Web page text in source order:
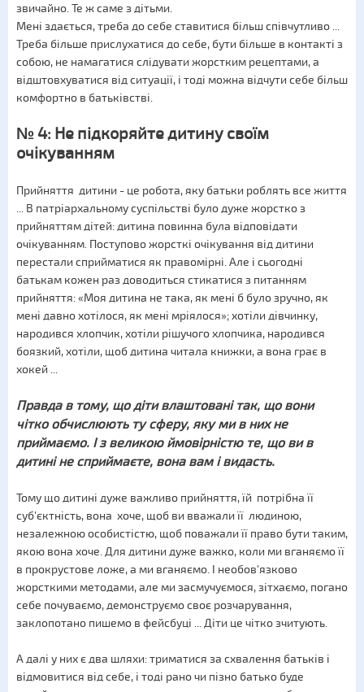
звичайно. Те ж саме з дітьми.
Мені здається, треба до себе ставитися більш співчутливо ...
Треба більше прислухатися до себе, бути більше в контакті з
собою, не намагатися слідувати жорстким рецептами, а
відштовхуватися від ситуації, і тоді можна відчути себе більш
комфортно в батьківстві.
№ 4: Не підкоряйте дитину своїм
очікуванням
Прийняття дитини - це робота, яку батьки роблять все життя
... В патріархальному суспільстві було дуже жорстко з
прийняттям дітей: дитина повинна була відповідати
очікуванням. Поступово жорсткі очікування від дитини
перестали сприйматися як правомірні. Але і сьогодні
батькам кожен раз доводиться стикатися з питанням
прийняття: «Моя дитина не така, як мені б було зручно, як
мені давно хотілося, як мені мріялося»; хотіли дівчинку,
народився хлопчик, хотіли рішучого хлопчика, народився
боязкий, хотіли, щоб дитина читала книжки, а вона грає в
хокей ...
Правда в тому, що діти влаштовані так, що вони
чітко обчислюють ту сферу, яку ми в них не
приймаємо. І з великою ймовірністю те, що ви в
дитині не сприймаєте, вона вам і видасть.
Тому що дитині дуже важливо прийняття, їй потрібна її
суб'єктність, вона хоче, щоб ви вважали її людиною,
незалежною особистістю, щоб поважали її право бути таким,
якою вона хоче. Для дитини дуже важко, коли ми вганяємо її
в прокрустове ложе, а ми вганяємо. І необов'язково
жорсткими методами, але ми засмучуємося, зітхаємо, погано
себе почуваємо, демонструємо своє розчарування,
заклопотано пишемо в фейсбуці ... Діти це чітко зчитують.
А далі у них є два шляхи: триматися за схвалення батьків і
відмовитися від себе, і тоді рано чи пізно батько буде